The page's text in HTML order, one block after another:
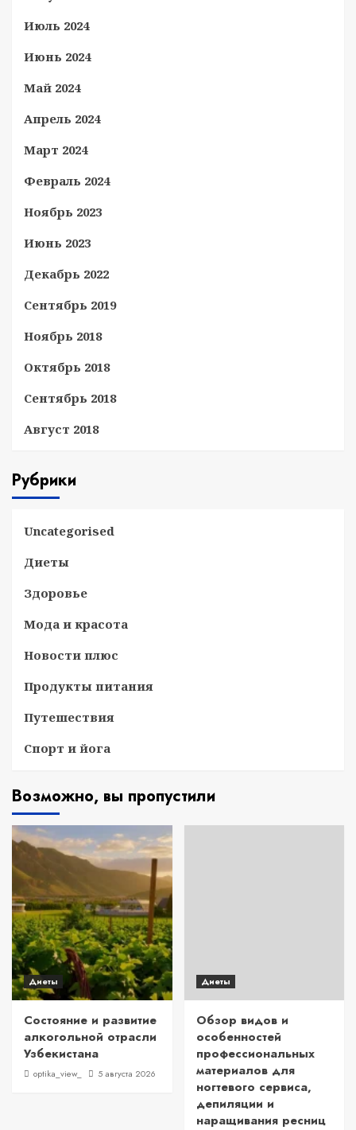
Июль 2024
Июнь 2024
Май 2024
Апрель 2024
Март 2024
Февраль 2024
Ноябрь 2023
Июнь 2023
Декабрь 2022
Сентябрь 2019
Ноябрь 2018
Октябрь 2018
Сентябрь 2018
Август 2018
Рубрики
Uncategorised
Диеты
Здоровье
Мода и красота
Новости плюс
Продукты питания
Путешествия
Спорт и йога
Возможно, вы пропустили
Диеты
Состояние и развитие
алкогольной отрасли
Узбекистана
optika_view_ 5 августа 2026
Диеты
Обзор видов и
особенностей
профессиональных
материалов для
ногтевого сервиса,
депиляции и
наращивания ресниц